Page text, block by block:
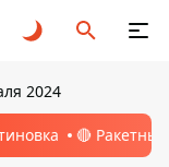
2024
🔴